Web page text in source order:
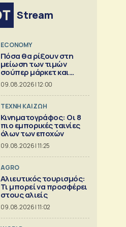
Stream
ECONOMY
Πόσα θα ρίξουν στη
μείωση των τιμών
σούπερ μάρκετ και
βιομηχανία
09.08.2026 | 12:00
TΕΧΝΗ ΚΑΙ ΖΩΗ
Κινηματογράφος: Οι 8
πιο εμπορικές ταινίες
όλων των εποχών
09.08.2026 | 11:25
AGRO
Αλιευτικός τουρισμός:
Τι μπορεί να προσφέρει
στους αλιείς
09.08.2026 | 11:02